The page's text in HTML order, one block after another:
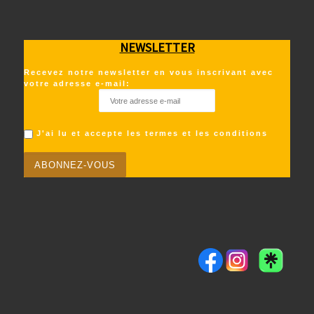
NEWSLETTER
Recevez notre newsletter en vous inscrivant avec
votre adresse e-mail:
J'ai lu et accepte les termes et les conditions